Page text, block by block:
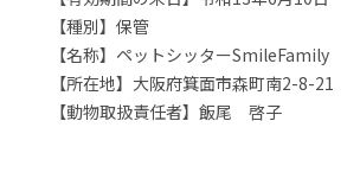
【種別】保管
【名称】ペットシッターSmileFamily
【所在地】大阪府箕面市森町南2-8-21
【動物取扱責任者】飯尾 啓子